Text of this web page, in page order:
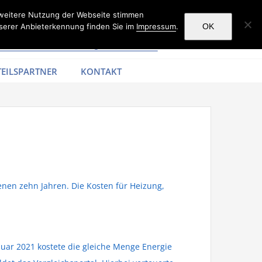
KONTAKT
zehn Jahren. Die Kosten für Heizung,
2021 kostete die gleiche Menge Energie
Nutzung der Webseite stimmen
Anbieterkennung finden Sie im Impressum. OK